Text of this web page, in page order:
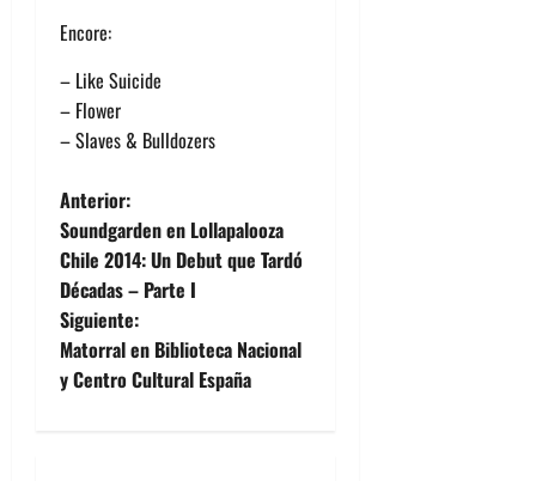
Encore:
– Like Suicide
– Flower
– Slaves & Bulldozers
N
a
v
e
g
Anterior:
Soundgarden en Lollapalooza
Chile 2014: Un Debut que Tardó
Décadas – Parte I
Siguiente:
Matorral en Biblioteca Nacional
y Centro Cultural España